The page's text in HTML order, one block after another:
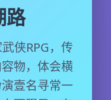
路
侠RPG，传
物，体会横
壹名寻常一